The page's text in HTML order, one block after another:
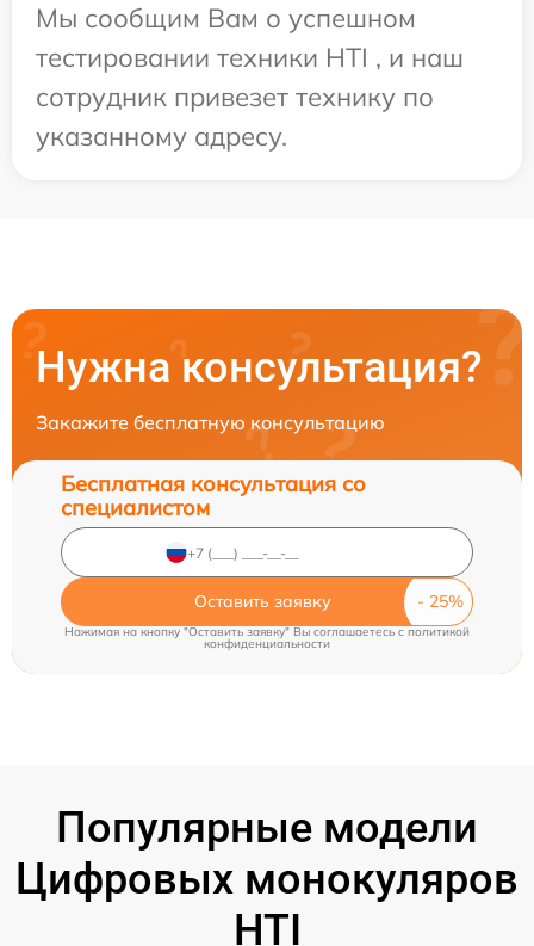
Мы сообщим Вам о успешном
тестировании техники HTI , и наш
сотрудник привезет технику по
указанному адресу.
Нужна консультация?
Закажите бесплатную консультацию
Бесплатная консультация со
специалистом
Оставить заявку
Нажимая на кнопку "Оставить заявку" Вы соглашаетесь cполитикой
конфиденциальности
Популярные модели
Цифровых монокуляров
HTI